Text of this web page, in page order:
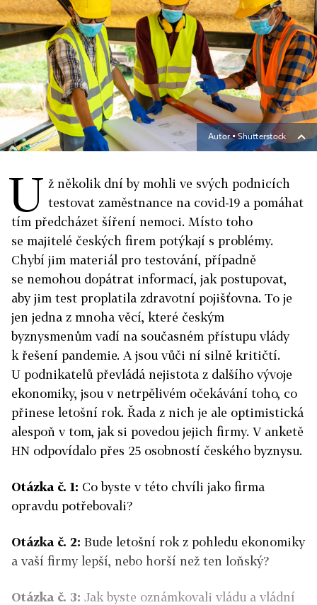
Autor ▪Shutterstock
U ž několik dní by mohli ve svých podnicích
testovat zaměstnance na covid-19 a pomáhat
tím předcházet šíření nemoci. Místo toho
se majitelé českých firem potýkají s problémy.
Chybí jim materiál pro testování, případně
se nemohou dopátrat informací, jak postupovat,
aby jim test proplatila zdravotní pojišťovna. To je
jen jedna z mnoha věcí, které českým
byznysmenům vadí na současném přístupu vlády
k řešení pandemie. A jsou vůči ní silně kritičtí.
U podnikatelů převládá nejistota z dalšího vývoje
ekonomiky, jsou v netrpělivém očekávání toho, co
přinese letošní rok. Řada z nich je ale optimistická
alespoň v tom, jak si povedou jejich firmy. V anketě
HN odpovídalo přes 25 osobností českého byznysu.
Otázka č. 1: Co byste v této chvíli jako firma
opravdu potřebovali?
Otázka č. 2: Bude letošní rok z pohledu ekonomiky
a vaší firmy lepší, nebo horší než ten loňský?
Otázka č. 3: Jak byste oznámkovali vládu a vládní